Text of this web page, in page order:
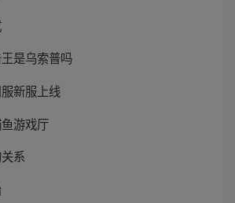
是乌索普吗
新服上线
游戏厅
系